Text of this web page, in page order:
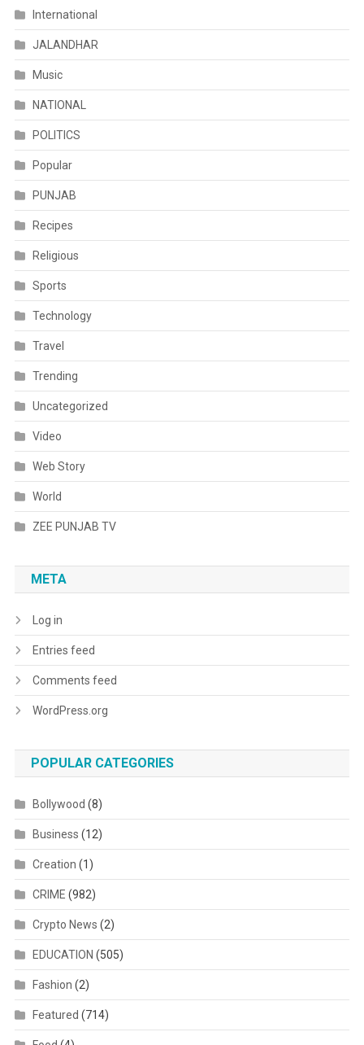
International
JALANDHAR
Music
NATIONAL
POLITICS
Popular
PUNJAB
Recipes
Religious
Sports
Technology
Travel
Trending
Uncategorized
Video
Web Story
World
ZEE PUNJAB TV
META
Log in
Entries feed
Comments feed
WordPress.org
POPULAR CATEGORIES
Bollywood (8)
Business (12)
Creation (1)
CRIME (982)
Crypto News (2)
EDUCATION (505)
Fashion (2)
Featured (714)